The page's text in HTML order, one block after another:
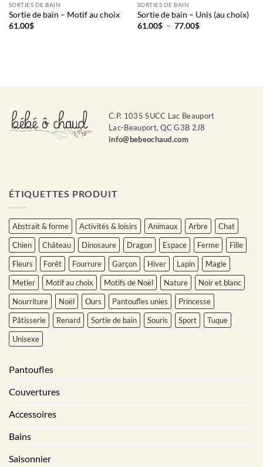
SORTIES DE BAIN
Sortie de bain – Motif au choix
61.00$
SORTIES DE BAIN
Sortie de bain – Unis (au choix)
61.00$ – 77.00$Plage
C.P. 1035 SUCC Lac Beauport
Lac-Beauport, QC G3B 2J8
info@bebeochaud.com
ÉTIQUETTES PRODUIT
Abstrait & forme Activités & loisirs Animaux Arbre
Chat
Chien
Château Dinosaure Dragon Espace Ferme
Fille
Fleurs
Forêt Fourrure Garçon Hiver Lapin
Magie
Metier
Motif au choix Motifs de Noël Nature
Noir et blanc
Nourriture
Noël Ours Pantoufles unies
Princesse
Pâtisserie
Renard Sortie de bain Souris Sport
Tuque
Unisexe
Pantoufles
Couvertures
Accessoires
Bains
Saisonnier